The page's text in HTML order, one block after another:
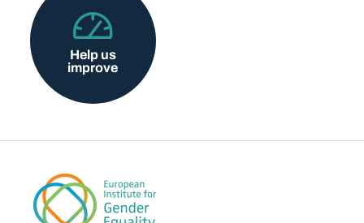
Help us
improve